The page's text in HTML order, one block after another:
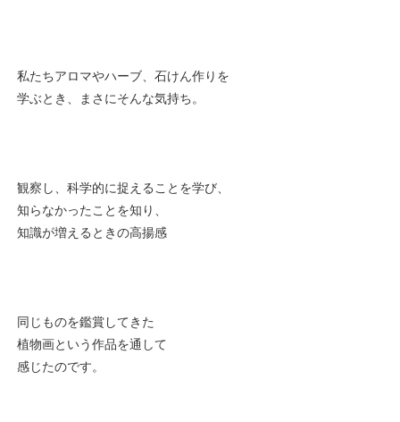
私たちアロマやハーブ、石けん作りを
学ぶとき、まさにそんな気持ち。
観察し、科学的に捉えることを学び、
知らなかったことを知り、
知識が増えるときの高揚感
同じものを鑑賞してきた
植物画という作品を通して
感じたのです。